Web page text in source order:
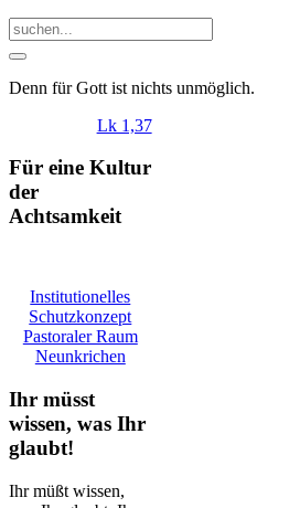
Denn für Gott ist nichts unmöglich.
Lk 1,37
Für eine Kultur
der
Achtsamkeit
Institutionelles
Schutzkonzept
Pastoraler Raum
Neunkrichen
Ihr müsst
wissen, was Ihr
glaubt!
Ihr müßt wissen,